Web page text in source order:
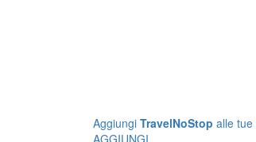
Aggiungi TravelNoStop alle tue